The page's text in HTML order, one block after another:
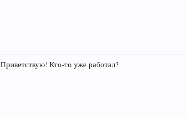
Приветствую! Кто-то уже работал?